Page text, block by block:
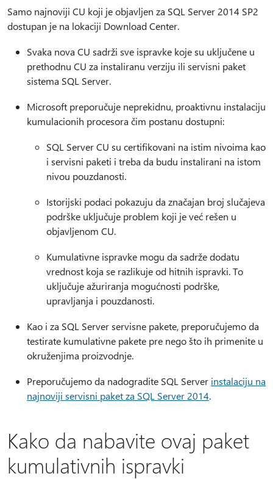
Samo najnoviji CU koji je objavljen za SQL Server 2014 SP2
dostupan je na lokaciji Download Center.
Svaka nova CU sadrži sve ispravke koje su uključene u
prethodnu CU za instaliranu verziju ili servisni paket
sistema SQL Server.
Microsoft preporučuje neprekidnu, proaktivnu instalaciju
kumulacionih procesora čim postanu dostupni:
SQL Server CU su certifikovani na istim nivoima kao
i servisni paketi i treba da budu instalirani na istom
nivou pouzdanosti.
Istorijski podaci pokazuju da značajan broj slučajeva
podrške uključuje problem koji je već rešen u
objavljenom CU.
Kumulativne ispravke mogu da sadrže dodatu
vrednost koja se razlikuje od hitnih ispravki. To
uključuje ažuriranja mogućnosti podrške,
upravljanja i pouzdanosti.
Kao i za SQL Server servisne pakete, preporučujemo da
testirate kumulativne pakete pre nego što ih primenite u
okruženjima proizvodnje.
Preporučujemo da nadogradite SQL Server instalaciju na
najnoviji servisni paket za SQL Server 2014.
Kako da nabavite ovaj paket
kumulativnih ispravki